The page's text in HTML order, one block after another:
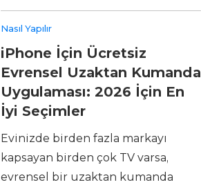
Nasıl Yapılır
iPhone İçin Ücretsiz
Evrensel Uzaktan Kumanda
Uygulaması: 2026 İçin En
İyi Seçimler
Evinizde birden fazla markayı
kapsayan birden çok TV varsa,
evrensel bir uzaktan kumanda